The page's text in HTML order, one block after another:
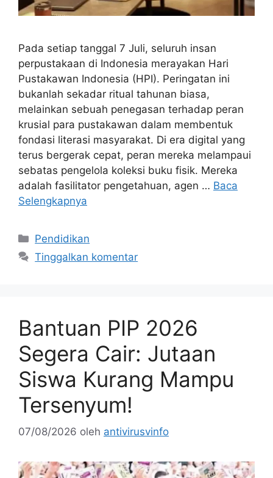
Pada setiap tanggal 7 Juli, seluruh insan
perpustakaan di Indonesia merayakan Hari
Pustakawan Indonesia (HPI). Peringatan ini
bukanlah sekadar ritual tahunan biasa,
melainkan sebuah penegasan terhadap peran
krusial para pustakawan dalam membentuk
fondasi literasi masyarakat. Di era digital yang
terus bergerak cepat, peran mereka melampaui
sebatas pengelola koleksi buku fisik. Mereka
adalah fasilitator pengetahuan, agen … Baca
Selengkapnya
Kategori
Pendidikan
Tinggalkan komentar
Bantuan PIP 2026
Segera Cair: Jutaan
Siswa Kurang Mampu
Tersenyum!
07/08/2026 oleh antivirusvinfo